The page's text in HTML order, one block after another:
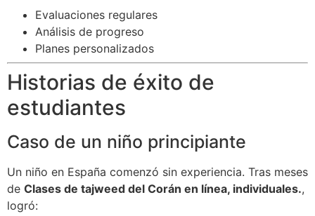
Evaluaciones regulares
Análisis de progreso
Planes personalizados
Historias de éxito de
estudiantes
Caso de un niño principiante
Un niño en España comenzó sin experiencia. Tras meses
de Clases de tajweed del Corán en línea, individuales.,
logró: